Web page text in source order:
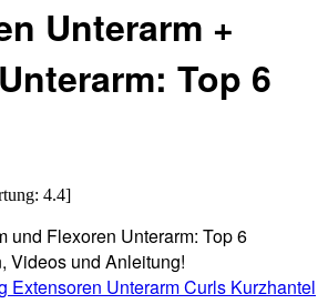
Unterarm +
Top 6
4.4]
und Flexoren Unterarm: Top 6
Videos und Anleitung!